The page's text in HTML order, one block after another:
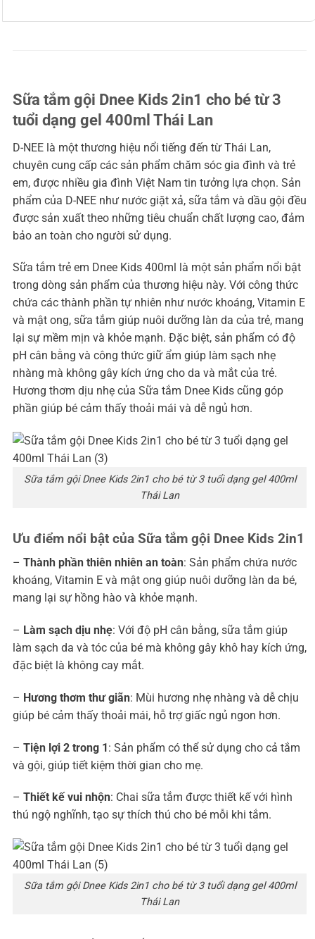
Sữa tắm gội Dnee Kids 2in1 cho bé từ 3
tuổi dạng gel 400ml Thái Lan
D-NEE là một thương hiệu nổi tiếng đến từ Thái Lan,
chuyên cung cấp các sản phẩm chăm sóc gia đình và trẻ
em, được nhiều gia đình Việt Nam tin tưởng lựa chọn. Sản
phẩm của D-NEE như nước giặt xả, sữa tắm và dầu gội đều
được sản xuất theo những tiêu chuẩn chất lượng cao, đảm
bảo an toàn cho người sử dụng.
Sữa tắm trẻ em Dnee Kids 400ml là một sản phẩm nổi bật
trong dòng sản phẩm của thương hiệu này. Với công thức
chứa các thành phần tự nhiên như nước khoáng, Vitamin E
và mật ong, sữa tắm giúp nuôi dưỡng làn da của trẻ, mang
lại sự mềm mịn và khỏe mạnh. Đặc biệt, sản phẩm có độ
pH cân bằng và công thức giữ ẩm giúp làm sạch nhẹ
nhàng mà không gây kích ứng cho da và mắt của trẻ.
Hương thơm dịu nhẹ của Sữa tắm Dnee Kids cũng góp
phần giúp bé cảm thấy thoải mái và dễ ngủ hơn.
Sữa tắm gội Dnee Kids 2in1 cho bé từ 3 tuổi dạng gel 400ml
Thái Lan
Ưu điểm nổi bật của Sữa tắm gội Dnee Kids 2in1
– Thành phần thiên nhiên an toàn: Sản phẩm chứa nước
khoáng, Vitamin E và mật ong giúp nuôi dưỡng làn da bé,
mang lại sự hồng hào và khỏe mạnh.
– Làm sạch dịu nhẹ: Với độ pH cân bằng, sữa tắm giúp
làm sạch da và tóc của bé mà không gây khô hay kích ứng,
đặc biệt là không cay mắt.
– Hương thơm thư giãn: Mùi hương nhẹ nhàng và dễ chịu
giúp bé cảm thấy thoải mái, hỗ trợ giấc ngủ ngon hơn.
– Tiện lợi 2 trong 1: Sản phẩm có thể sử dụng cho cả tắm
và gội, giúp tiết kiệm thời gian cho mẹ.
– Thiết kế vui nhộn: Chai sữa tắm được thiết kế với hình
thú ngộ nghĩnh, tạo sự thích thú cho bé mỗi khi tắm.
Sữa tắm gội Dnee Kids 2in1 cho bé từ 3 tuổi dạng gel 400ml
Thái Lan